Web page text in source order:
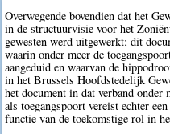
Overwegende bovendien dat het
in de structuurvisie voor het
gewesten werd uitgewerkt; dit
waarin onder meer de
aangeduid en waarvan de
in het Brussels Hoofdstedelijk
het document in dat verband onder
als toegangspoort vereist echter
functie van de toekomstige rol in